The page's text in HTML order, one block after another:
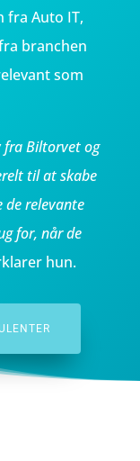
fra Auto IT,
branchen
som
fra Biltorvet og
til at skabe
de relevante
for, når de
hun.